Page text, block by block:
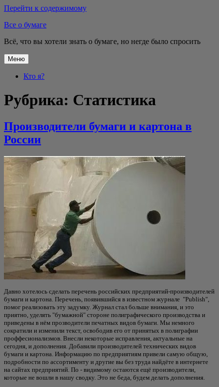
Перейти к содержимому
Все о бумаге
Всё, что вы хотели знать о бумаге, но негде было спросить
Меню
Кто я?
Рубрика: Статистика
Производители бумаги и картона в
России
Давно хотелось сделать перечень российских предприятий-производителей
бумаги и картона. Перечень, появившийся в известном журнале "Publish",
помог реализовать эту задумку. Журнал стал больше внимания, и это
приятно, уделять "бумажной" стороне полиграфического производства и
приведены в нём прозводители печатных видов бумаги. Мы немного
сократили и изменили текст, освободив его от принятых в полиграфии
проффесионализмов. Внесли некоторые исправления, актуальные на
сегодня, и дополнения. Добавили производителей технических видов
бумаги и картона. Информацию по предприятиям привели самую общую,
подробности по ассортименту и другие вы без труда найдёте в интернете
на сайтах предприятий. По - видимому остаются ещё производители,
которые не вошли в нашу сводку. Это не беда, будем делать дополнения.